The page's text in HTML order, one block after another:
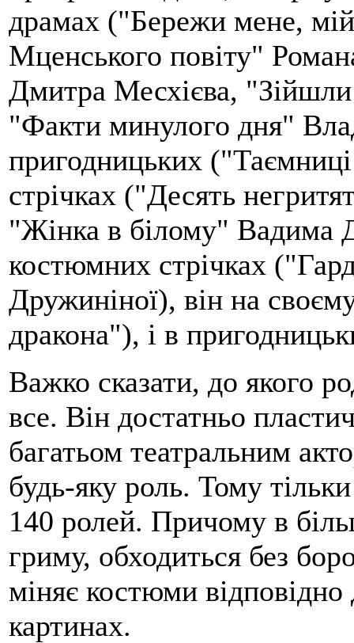
драмах ("Бережи мене,
Мценського повіту"
Дмитра Месхієва, "Зійшли
"Факти минулого дня"
пригодницьких
стрічках ("Десять
"Жінка в білому" Вадима
костюмних стрічках
Дружиніної), він на
дракона"), і в
Важко сказати, до якого
все. Він достатньо
багатьом театральним
будь-яку роль. Тому
140 ролей. Причому в
гриму, обходиться без
міняє костюми
картинах.